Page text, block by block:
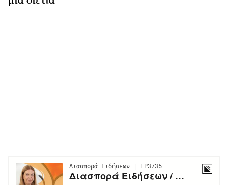
AstroBank Properties
Μουσική
Εικαστικά
Uncut
Προσφορές